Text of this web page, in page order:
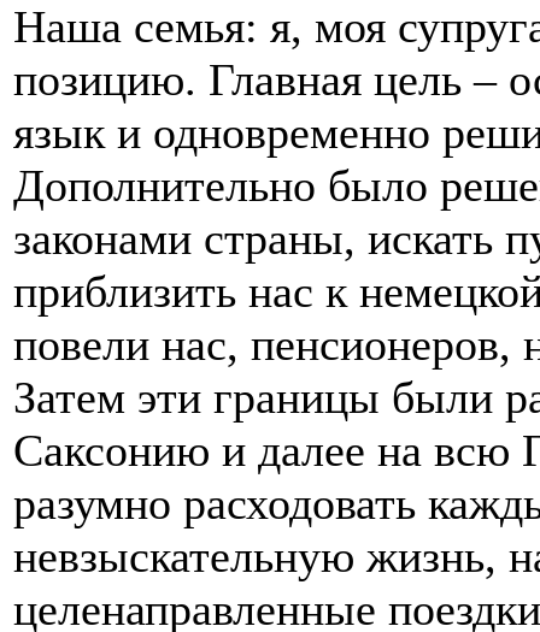
Наша семья: я, моя
позицию. Главная цель –
язык и одновременно
Дополнительно было
законами страны, искать
приблизить нас к
повели нас, пенсионеров,
Затем эти границы были
Саксонию и далее на всю
разумно расходовать
невзыскательную жизнь,
целенаправленные